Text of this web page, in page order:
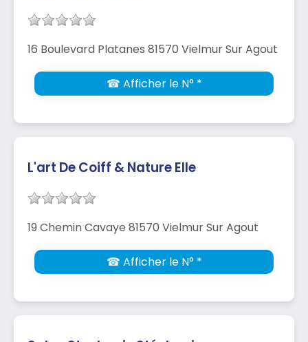
16 Boulevard Platanes 81570 Vielmur Sur Agout
☎ Afficher le N° *
L'art De Coiff & Nature Elle
19 Chemin Cavaye 81570 Vielmur Sur Agout
☎ Afficher le N° *